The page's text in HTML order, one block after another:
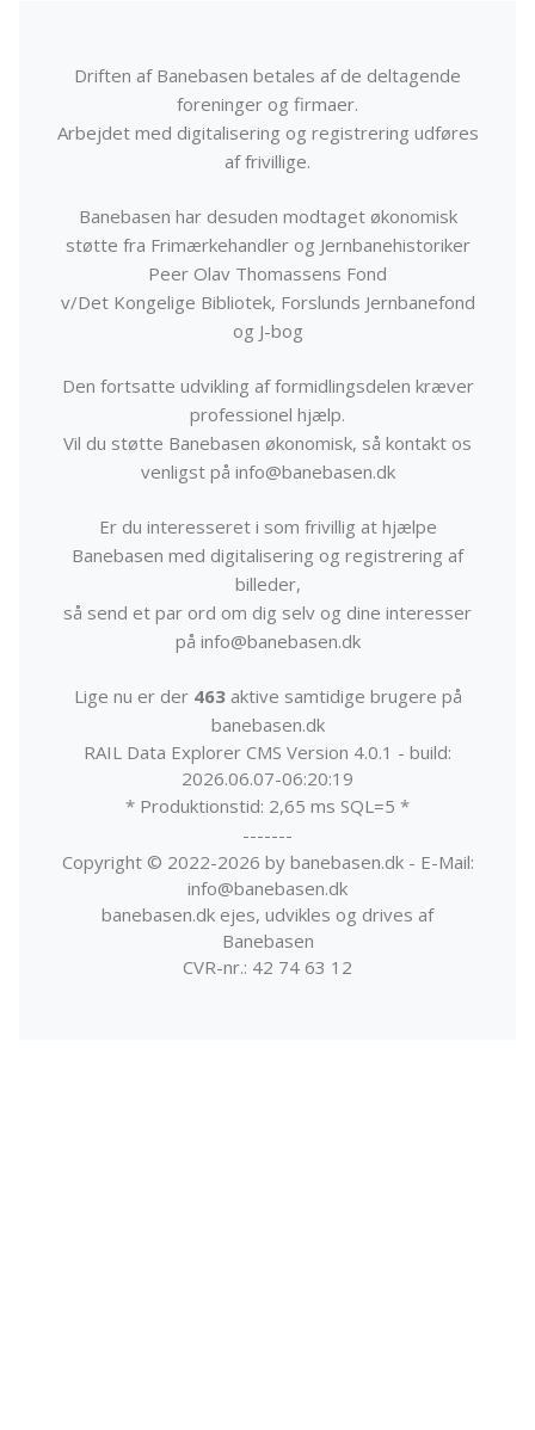
Driften af Banebasen betales af de deltagende
foreninger og firmaer.
Arbejdet med digitalisering og registrering udføres
af frivillige.
Banebasen har desuden modtaget økonomisk
støtte fra Frimærkehandler og Jernbanehistoriker
Peer Olav Thomassens Fond
v/Det Kongelige Bibliotek, Forslunds Jernbanefond
og J-bog
Den fortsatte udvikling af formidlingsdelen kræver
professionel hjælp.
Vil du støtte Banebasen økonomisk, så kontakt os
venligst på info@banebasen.dk
Er du interesseret i som frivillig at hjælpe
Banebasen med digitalisering og registrering af
billeder,
så send et par ord om dig selv og dine interesser
på info@banebasen.dk
Lige nu er der 463aktive samtidige brugere på
banebasen.dk
RAIL Data Explorer CMS Version 4.0.1 - build:
2026.06.07-06:20:19
* Produktionstid: 2,65 ms SQL=5 *
-------
Copyright © 2022-2026 by banebasen.dk - E-Mail:
info@banebasen.dk
banebasen.dk ejes, udvikles og drives af
Banebasen
CVR-nr.: 42 74 63 12